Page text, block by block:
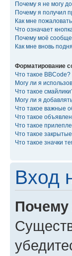
Почему я не могу
Почему я получил
Как мне
Что означает
Почему моё
Как мне вновь
Форматирование
Что такое BBCode?
Могу ли я
Что такое
Могу ли я
Что такое важные
Что такое
Что такое
Что такое
Что такое значки
Вход
Почему